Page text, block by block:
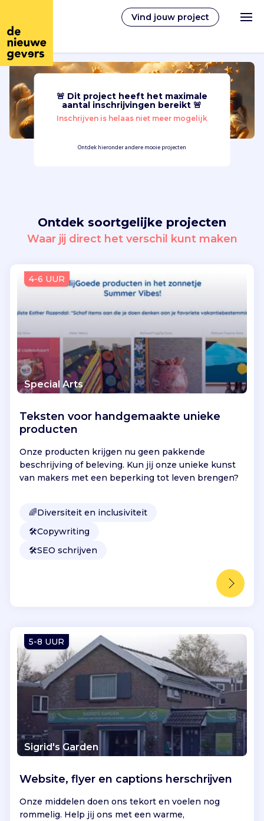
Vind jouw project
Nederlands
Vrijwilligerswerk
Vind jouw project
Inloggen
🚨 Dit project heeft het maximale
aantal inschrijvingen bereikt 🚨
Inschrijven is helaas niet meer mogelijk
Ontdek hieronder andere mooie projecten
Ontdek soortgelijke projecten
Waar jij direct het verschil kunt maken
4-6 UUR
Special Arts
Teksten voor handgemaakte unieke
producten
Onze producten krijgen nu geen pakkende
beschrijving of beleving. Kun jij onze unieke kunst
van makers met een beperking tot leven brengen?
🌈Diversiteit en inclusiviteit
🛠️Copywriting
🛠️SEO schrijven
5-8 UUR
Sigrid's Garden
Website, flyer en captions herschrijven
Onze middelen doen ons tekort en voelen nog
rommelig. Help jij ons met een warme,